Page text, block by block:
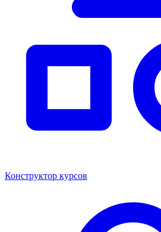
Конструктор курсов